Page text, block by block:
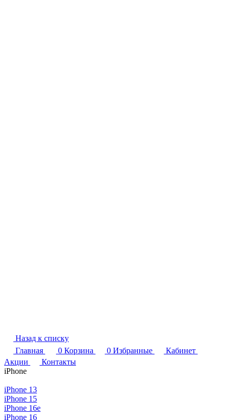
Назад к списку
Главная
0 Корзина 0 Избранные
Кабинет
Акции
Контакты
iPhone
iPhone 13
iPhone 15
iPhone 16e
iPhone 16